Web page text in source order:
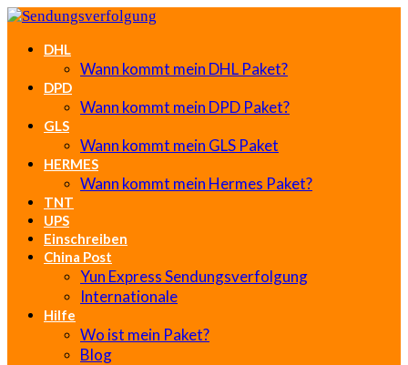
DHL
Wann kommt mein DHL Paket?
DPD
Wann kommt mein DPD Paket?
GLS
Wann kommt mein GLS Paket
HERMES
Wann kommt mein Hermes Paket?
TNT
UPS
Einschreiben
China Post
Yun Express Sendungsverfolgung
Internationale
Hilfe
Wo ist mein Paket?
Blog